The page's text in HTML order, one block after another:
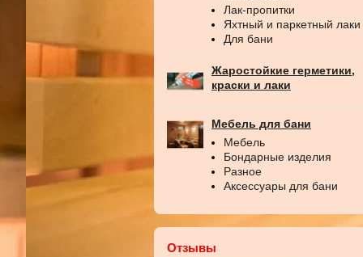
Лак-пропитки
Яхтный и паркетный лаки
Для бани
Жаростойкие герметики,
краски и лаки
Мебель для бани
Мебель
Бондарные изделия
Разное
Аксессуары для бани
Отзывы